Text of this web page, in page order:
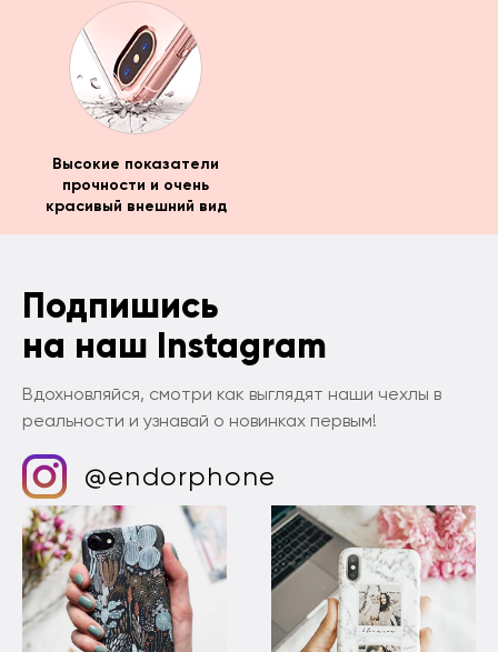
Высокие показатели
прочности и очень
красивый внешний вид
Подпишись
на наш Instagram
Вдохновляйся, смотри как выглядят наши чехлы в
реальности и узнавай о новинках первым!
@endorphone